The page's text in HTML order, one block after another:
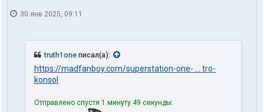
30 янв 2025, 09:11
truth1one писал(а):
https://madfanboy.com/superstation-one- ... tro-
konsol
Отправлено спустя 1 минуту 49 секунды: